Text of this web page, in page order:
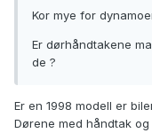
Kor mye for
Er dørhåndtakene
de ?
Er en 1998 modell er
Dørene med håndtak